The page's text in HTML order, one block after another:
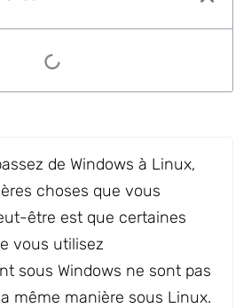
de Windows à Linux,
choses que vous
être est que certaines
vous utilisez
sous Windows ne sont pas
même manière sous Linux.